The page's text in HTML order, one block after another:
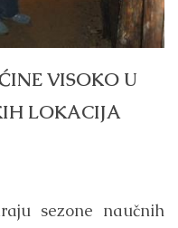
VISOKO U
LOKACIJA
sezone naučnih